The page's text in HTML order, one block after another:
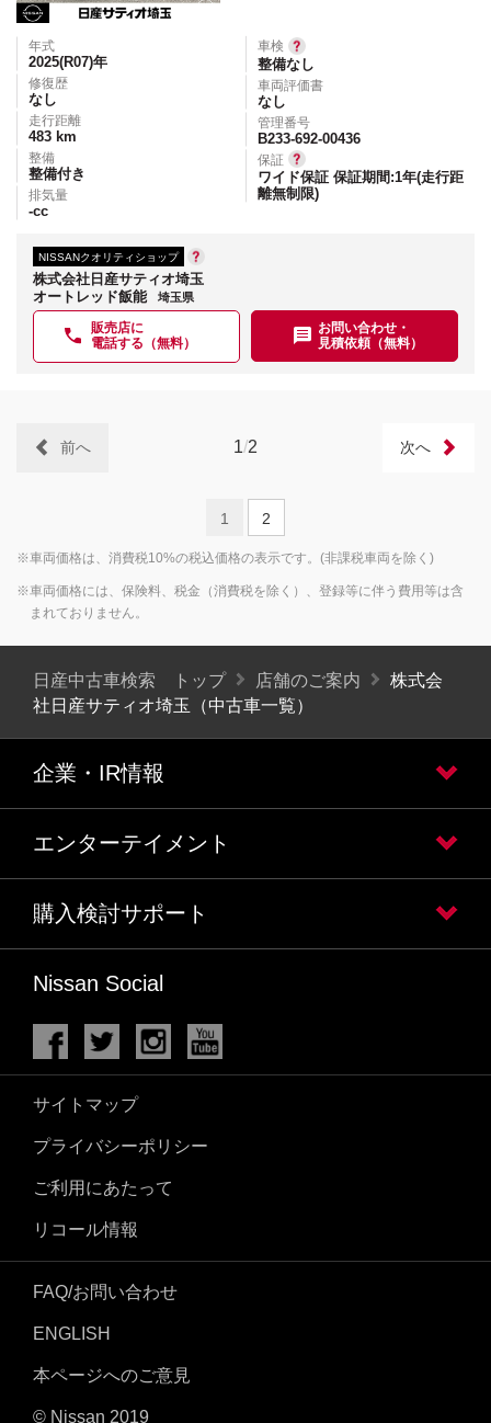
年式
2025(R07)年
修復歴
なし
走行距離
483 km
整備
整備付き
排気量
-cc
車検
整備なし
車両評価書
なし
管理番号
B233-692-00436
保証
ワイド保証 保証期間:1年(走行距
離無制限)
NISSANクオリティショップ
株式会社日産サティオ埼玉
オートレッド飯能
埼玉県
販売店に
電話する（無料）
お問い合わせ・
見積依頼（無料）
1/2
前へ 次へ
1 2
※車両価格は、消費税10%の税込価格の表示です。(非課税車両を除く)
※車両価格には、保険料、税金（消費税を除く）、登録等に伴う費用等は含
まれておりません。
日産中古車検索 トップ 店舗のご案内
株式会
社日産サティオ埼玉（中古車一覧）
企業・IR情報
エンターテイメント
購入検討サポート
Nissan Social
サイトマップ
プライバシーポリシー
ご利用にあたって
リコール情報
FAQ/お問い合わせ
ENGLISH
本ページへのご意見
© Nissan 2019